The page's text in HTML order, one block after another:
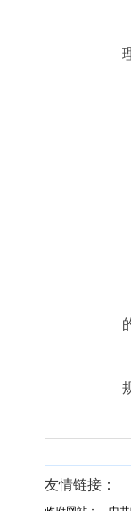
友情链接：